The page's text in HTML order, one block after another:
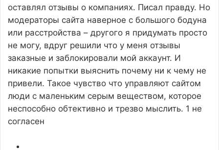
оставлял отзывы о компаниях. Писал правду. Но
модераторы сайта наверное с большого бодуна
или расстройства – другого я придумать просто
не могу, вдруг решили что у меня отзывы
заказные и заблокировали мой аккаунт. И
никакие попытки выяснить почему ни к чему не
привели. Такое чувство что управляют сайтом
люди с маленьким серым веществом, которое
неспособно обтективно и трезво мыслить. 1 не
согласен